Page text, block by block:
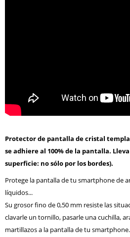
Protector de pantalla de cristal
se adhiere al 100% de la pantalla.
superficie: no sólo por los bordes).
Protege la pantalla de tu smartphone de
líquidos...
Su grosor fino de 0,50 mm resiste las
clavarle un tornillo, pasarle una cuchilla,
martillazos a la pantalla de tu smartphone.